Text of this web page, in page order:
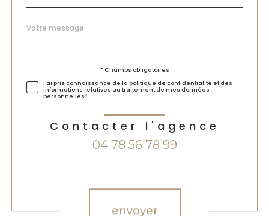
Fieldset
Message
*
* Champs obligatoires
j'ai pris connaissance de la politique de confidentialité et des
informations relatives au traitement de mes données
personnelles*
Contacter l'agence
04 78 56 78 99
envoyer